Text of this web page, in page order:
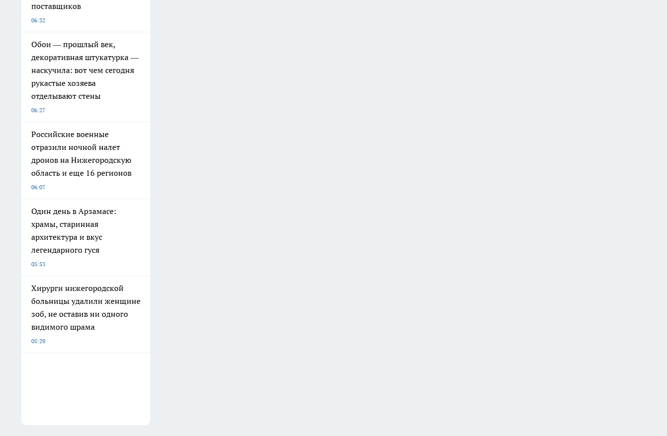
поставщиков
06:32
Обои — прошлый век,
декоративная штукатурка —
наскучила: вот чем сегодня
рукастые хозяева
отделывают стены
06:27
Российские военные
отразили ночной налет
дронов на Нижегородскую
область и еще 16 регионов
06:07
Один день в Арзамасе:
храмы, старинная
архитектура и вкус
легендарного гуся
05:53
Хирурги нижегородской
больницы удалили женщине
зоб, не оставив ни одного
видимого шрама
05:29